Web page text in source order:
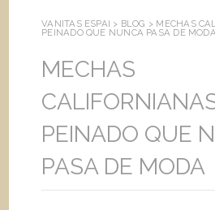
VANITAS ESPAI > BLOG > MECHAS
PEINADO QUE NUNCA PASA DE MODA
MECHAS
PEINADO QUE
PASA DE MODA